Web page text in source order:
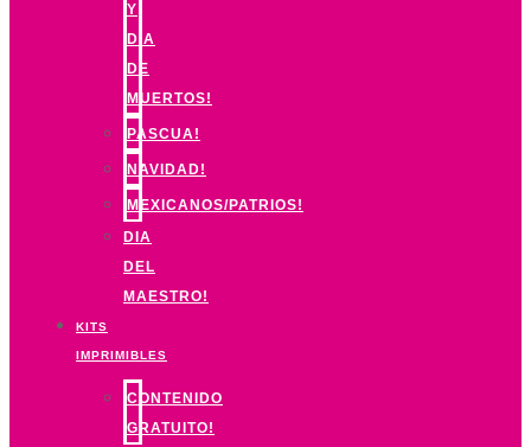
Y
DIA
DE
MUERTOS!
PASCUA!
NAVIDAD!
MEXICANOS/PATRIOS!
DIA
DEL
MAESTRO!
KITS
IMPRIMIBLES
CONTENIDO
GRATUITO!